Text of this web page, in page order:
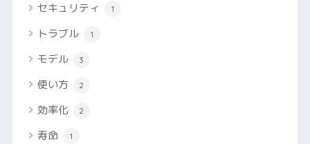
セキュリティ 1
トラブル 1
モデル 3
使い方 2
効率化 2
寿命 1